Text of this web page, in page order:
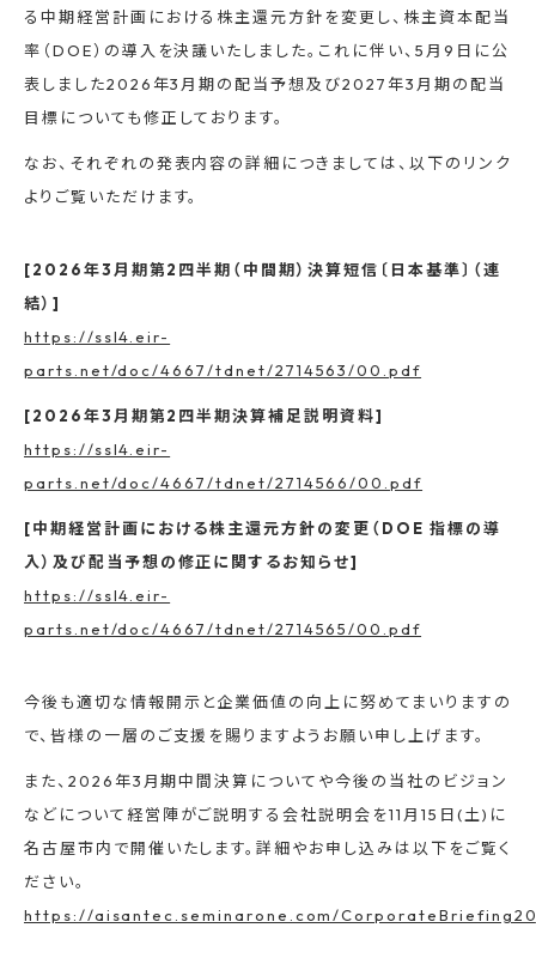
る中期経営計画における株主還元方針を変更し、株主資本配当
率（DOE）の導入を決議いたしました。これに伴い、5月9日に公
表しました2026年3月期の配当予想及び2027年3月期の配当
目標についても修正しております。
なお、それぞれの発表内容の詳細につきましては、以下のリンク
よりご覧いただけます。
[2026年3月期第2四半期（中間期）決算短信〔日本基準〕（連
結）]
https://ssl4.eir-
parts.net/doc/4667/tdnet/2714563/00.pdf
[2026年3月期第2四半期決算補足説明資料]
https://ssl4.eir-
parts.net/doc/4667/tdnet/2714566/00.pdf
[中期経営計画における株主還元方針の変更（DOE 指標の導
入）及び配当予想の修正に関するお知らせ]
https://ssl4.eir-
parts.net/doc/4667/tdnet/2714565/00.pdf
今後も適切な情報開示と企業価値の向上に努めてまいりますの
で、皆様の一層のご支援を賜りますようお願い申し上げます。
また、2026年3月期中間決算についてや今後の当社のビジョン
などについて経営陣がご説明する会社説明会を11月15日(土)に
名古屋市内で開催いたします。詳細やお申し込みは以下をご覧く
ださい。
https://aisantec.seminarone.com/